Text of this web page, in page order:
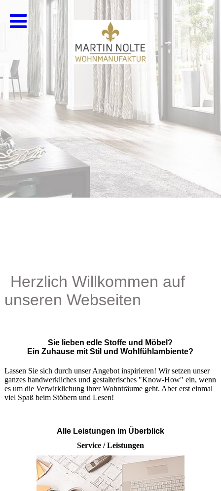
Herzlich Willkommen auf
unseren Webseiten
Sie lieben edle Stoffe und Möbel?
Ein Zuhause mit Stil und Wohlfühlambiente?
Lassen Sie sich durch unser Angebot inspirieren! Wir setzen unser
ganzes handwerkliches und gestalterisches "Know-How" ein, wenn
es um die Verwirklichung ihrer Wohnträume geht. Aber erst einmal
viel Spaß beim Stöbern und Lesen!
Alle Leistungen im Überblick
Service / Leistungen